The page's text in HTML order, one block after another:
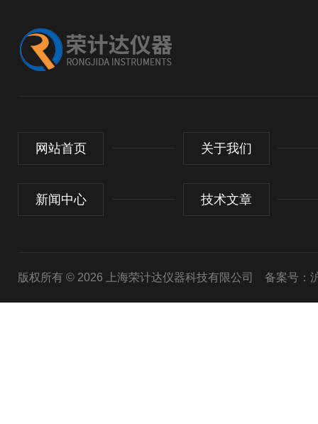
网站首页 关于我们
新闻中心 技术文章
版权所有 © 2026 上海荣计达仪器科技有限公司 备案号：